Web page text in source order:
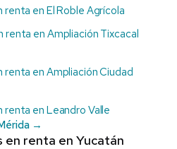
renta en El Roble Agrícola
renta en Ampliación Tixcacal
renta en Ampliación Ciudad
renta en Leandro Valle
→
renta en Yucatán